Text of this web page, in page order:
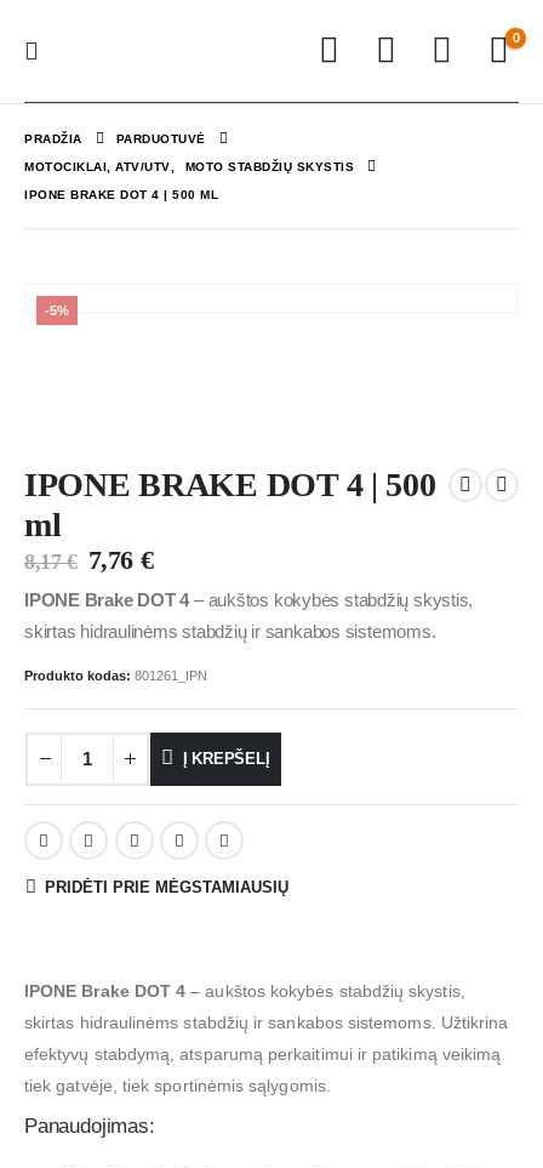
0
PRADŽIA PARDUOTUVĖ
MOTOCIKLAI, ATV/UTV MOTO STABDŽIŲ SKYSTIS
IPONE BRAKE DOT 4 | 500 ML
-5%
IPONE BRAKE DOT 4 | 500
ml
8,17€ 7,76 €
IPONE Brake DOT 4– aukštos kokybės stabdžių skystis,
skirtas hidraulinėms stabdžių ir sankabos sistemoms.
Produkto kodas: 801261_IPN
Į KREPŠELĮ
PRIDĖTI PRIE MĖGSTAMIAUSIŲ
IPONE Brake DOT 4 – aukštos kokybės stabdžių skystis,
skirtas hidraulinėms stabdžių ir sankabos sistemoms. Užtikrina
efektyvų stabdymą, atsparumą perkaitimui ir patikimą veikimą
tiek gatvėje, tiek sportinėmis sąlygomis.
Panaudojimas: